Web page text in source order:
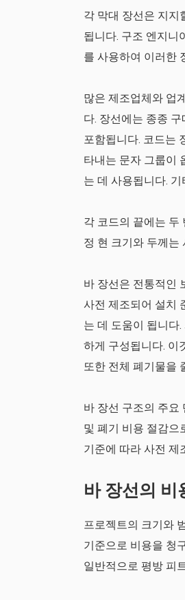
각 막대 장선은 지지
됩니다. 구조 엔지니
를 사용하여 이러한
많은 제조업체와 업
다. 장선에는 종종
포함됩니다. 코드는
타내는 문자 그룹이
는 데 사용됩니다.
각 코드의 끝에는 두
정 현 크기와 두께는
바 장선은 전통적인
사전 제조되어 설치
는 데 도움이 됩니다
하게 구성됩니다. 이
또한 전체 폐기물을
바 장선 구조의 주요
및 폐기 비용 절감으
기준에 따라 사전 제
바 장선의 비
프로젝트의 크기와
기준으로 비용을 청
일반적으로 평방 피